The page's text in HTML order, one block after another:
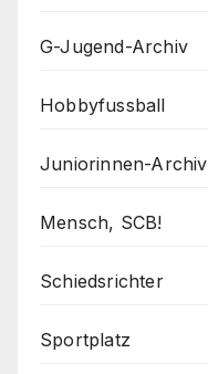
G-Jugend-Archiv
Hobbyfussball
Juniorinnen-Archiv
Mensch, SCB!
Schiedsrichter
Sportplatz